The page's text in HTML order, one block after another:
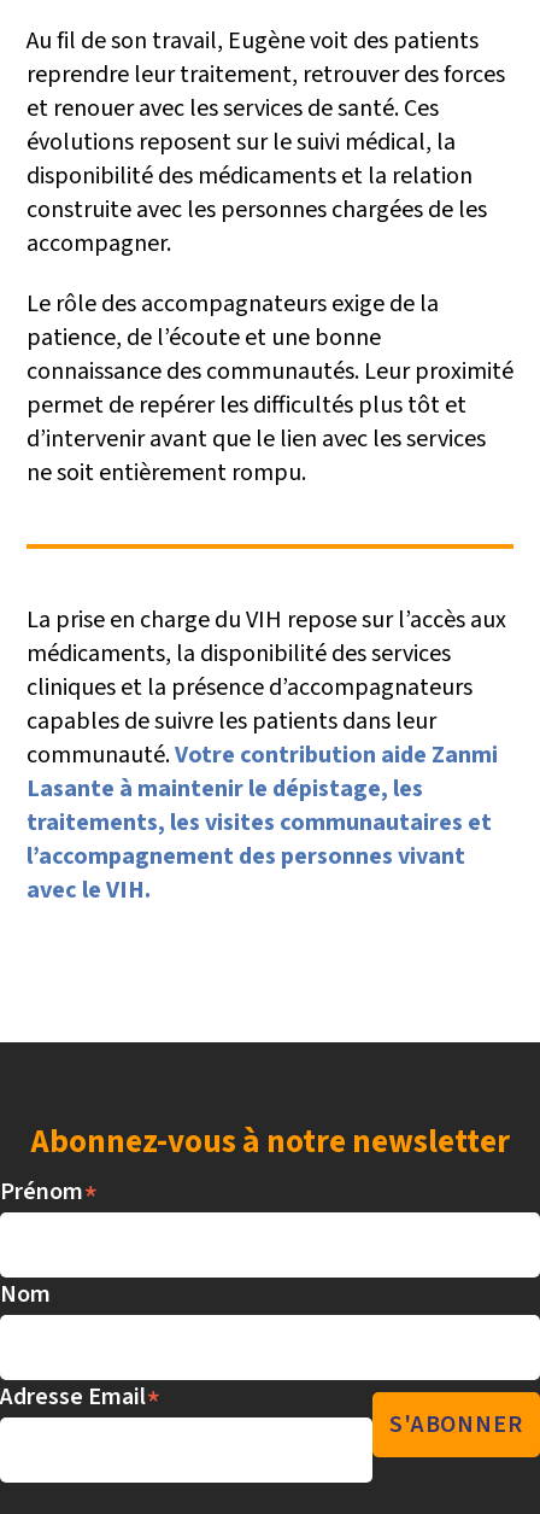
Au fil de son travail, Eugène voit des patients
reprendre leur traitement, retrouver des forces
et renouer avec les services de santé. Ces
évolutions reposent sur le suivi médical, la
disponibilité des médicaments et la relation
construite avec les personnes chargées de les
accompagner.
Le rôle des accompagnateurs exige de la
patience, de l’écoute et une bonne
connaissance des communautés. Leur proximité
permet de repérer les difficultés plus tôt et
d’intervenir avant que le lien avec les services
ne soit entièrement rompu.
La prise en charge du VIH repose sur l’accès aux
médicaments, la disponibilité des services
cliniques et la présence d’accompagnateurs
capables de suivre les patients dans leur
communauté.Votre contribution aide Zanmi
Lasante à maintenir le dépistage, les
traitements, les visites communautaires et
l’accompagnement des personnes vivant
avec le VIH.
Abonnez-vous à notre newsletter
Prénom*
Nom
Adresse Email*